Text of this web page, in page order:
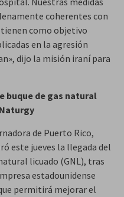
coherentes con
como objetivo
en la agresión
dijo la misión iraní para
buque de gas natural
de Puerto Rico,
este jueves la llegada del
licuado (GNL), tras
estadounidense
permitirá mejorar el